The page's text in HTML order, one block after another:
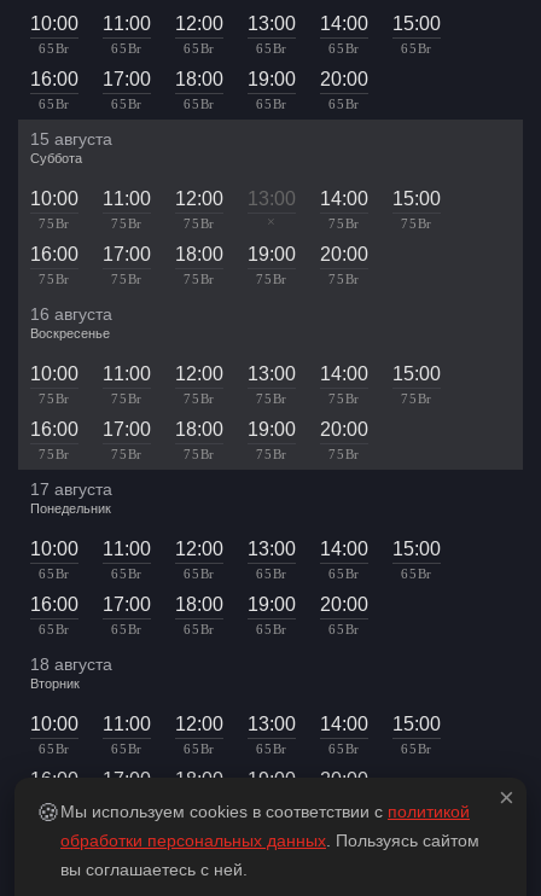
10:00
65 Br
11:00
65 Br
12:00
65 Br
13:00
65 Br
14:00
65 Br
15:00
65 Br
16:00
65 Br
17:00
65 Br
18:00
65 Br
19:00
65 Br
20:00
65 Br
15 августа
Суббота
10:00
75 Br
11:00
75 Br
12:00
75 Br
13:00
×
14:00
75 Br
15:00
75 Br
16:00
75 Br
17:00
75 Br
18:00
75 Br
19:00
75 Br
20:00
75 Br
16 августа
Воскресенье
10:00
75 Br
11:00
75 Br
12:00
75 Br
13:00
75 Br
14:00
75 Br
15:00
75 Br
16:00
75 Br
17:00
75 Br
18:00
75 Br
19:00
75 Br
20:00
75 Br
17 августа
Понедельник
10:00
65 Br
11:00
65 Br
12:00
65 Br
13:00
65 Br
14:00
65 Br
15:00
65 Br
16:00
65 Br
17:00
65 Br
18:00
65 Br
19:00
65 Br
20:00
65 Br
18 августа
Вторник
10:00
65 Br
11:00
65 Br
12:00
65 Br
13:00
65 Br
14:00
65 Br
15:00
65 Br
16:00
65 Br
17:00 18:00 19:00 20:00
19 августа
×
🍪Мы используем cookies в соответствии с политикой
обработки персональных данных . Пользуясь сайтом
вы соглашаетесь с ней.